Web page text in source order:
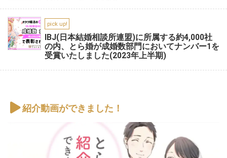
pick up!
IBJ(日本結婚相談所連盟)に所属する約4,000社
の内、とら婚が成婚数部門においてナンバー1を
受賞いたしました(2023年上半期)
紹介動画ができました！